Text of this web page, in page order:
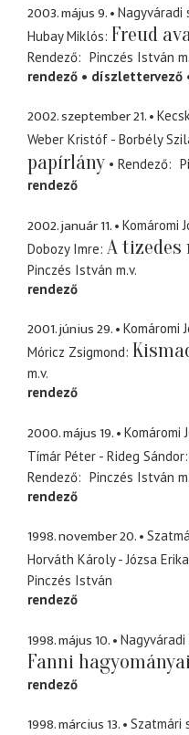
2003. május 9.
Nagyváradi
Hubay Miklós Freud
Rendező Pinczés István
rendező
díszlettervező
2002. szeptember 21.
Weber Kristóf - Borbély
papírlány
Rendező
rendező
2002. január 11.
Komáromi
Dobozy Imre A tizedes
Pinczés István m.v.
rendező
2001. június 29.
Komáromi
Móricz Zsigmond
m.v.
rendező
2000. május 19.
Komáromi
Tímár Péter - Rideg Sándor
Rendező Pinczés István
rendező
1998. november 20.
Horváth Károly - Józsa Erika
Pinczés István
rendező
1998. május 10.
Fanni hagyományai
rendező
1998. március 13. Szatmári